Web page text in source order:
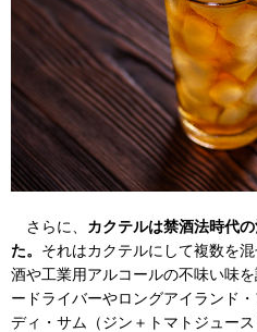
さらに、 カクテルは禁酒法時代
た。 それはカクテルにして複数を
酒や工業用アルコールの不味い味
ードライバーやロングアイランド
ディ・サム（ジン＋トマトジュー